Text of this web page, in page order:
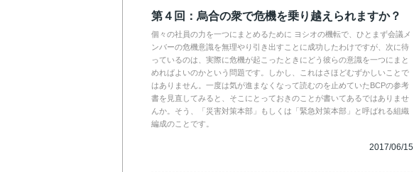
第４回：烏合の衆で危機を乗り越えられますか？
個々の社員の力を一つにまとめるために ヨシオの機転で、ひとまず会議メ
ンバーの危機意識を無理やり引き出すことに成功したわけですが、次に待
っているのは、実際に危機が起こったときにどう彼らの意識を一つにまと
めればよいのかという問題です。しかし、これはさほどむずかしいことで
はありません。一度は気が進まなくなって読むのを止めていたBCPの参考
書を見直してみると、そこにとっておきのことが書いてあるではありませ
んか。そう、「災害対策本部」もしくは「緊急対策本部」と呼ばれる組織
編成のことです。
2017/06/15